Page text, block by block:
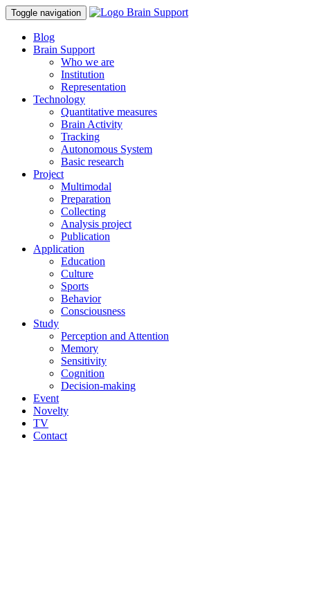
Toggle navigation
Blog
Brain Support
Who we are
Institution
Representation
Technology
Quantitative measures
Brain Activity
Tracking
Autonomous System
Basic research
Project
Multimodal
Preparation
Collecting
Analysis project
Publication
Application
Education
Culture
Sports
Behavior
Consciousness
Study
Perception and Attention
Memory
Sensitivity
Cognition
Decision-making
Event
Novelty
TV
Contact